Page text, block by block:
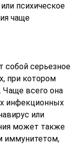
психическое
чаще
собой серьезное
при котором
Чаще всего она
инфекционных
или
может также
иммунитетом,